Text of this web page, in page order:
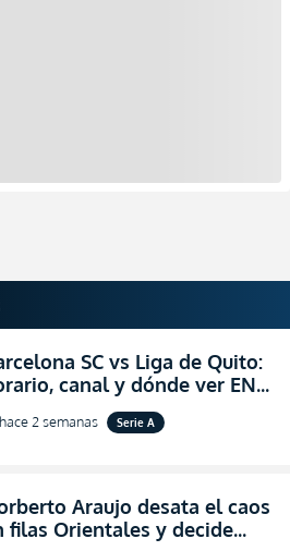
SC vs Liga de Quito:
canal y dónde ver EN
la Fecha 22 de la LigaPro
hace 2 semanas Serie A
Araujo desata el caos
filas Orientales y decide